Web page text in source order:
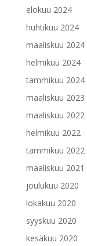
elokuu 2024
huhtikuu 2024
maaliskuu 2024
helmikuu 2024
tammikuu 2024
maaliskuu 2023
maaliskuu 2022
helmikuu 2022
tammikuu 2022
maaliskuu 2021
joulukuu 2020
lokakuu 2020
syyskuu 2020
kesäkuu 2020